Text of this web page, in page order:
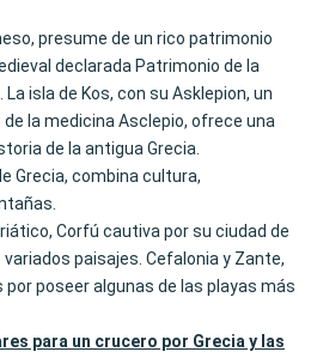
presume de un rico patrimonio
declarada Patrimonio de la
La isla de Kos, con su Asklepion, un
la medicina Asclepio, ofrece una
de la antigua Grecia.
Grecia, combina cultura,
Corfú cautiva por su ciudad de
paisajes. Cefalonia y Zante,
poseer algunas de las playas más
para un crucero por Grecia y las